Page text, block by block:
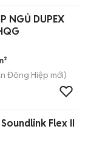
Đông Hiệp mới)
Flex II